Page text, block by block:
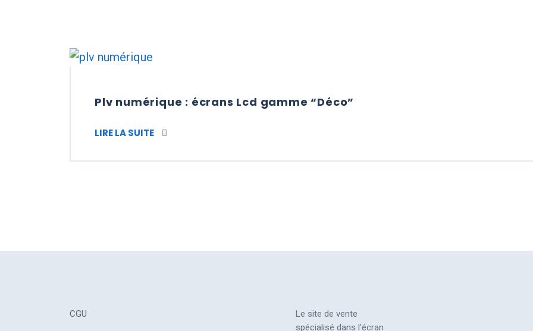
Plv numérique : écrans Lcd gamme “Déco”
LIRE LA SUITE PLV NUMÉRIQUE : ÉCRANS LCD GAMME “DÉCO”
CGU
Le site de vente
spécialisé dans l’écran